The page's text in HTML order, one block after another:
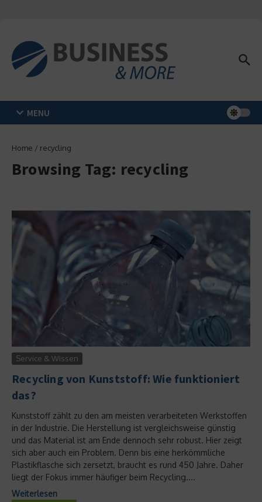
MENU
Home / recycling
Browsing Tag: recycling
Service & Wissen
Recycling von Kunststoff: Wie funktioniert
das?
Kunststoff zählt zu den am meisten verarbeiteten Werkstoffen
in der Industrie. Die Herstellung ist vergleichsweise günstig
und das Material ist am Ende dennoch sehr robust. Hier zeigt
sich aber auch ein Problem. Denn bis eine herkömmliche
Plastikflasche sich zersetzt, braucht es rund 450 Jahre. Daher
liegt der Fokus immer häufiger beim Recycling....
Weiterlesen